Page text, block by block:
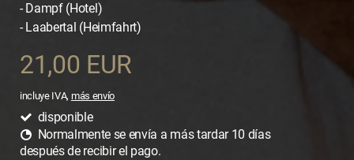
- Dampf (Hotel)
- Laabertal (Heimfahrt)
21,00 EUR
incluye IVA, más envío
disponible
Normalmente se envía a más tardar 10 días
después de recibir el pago.